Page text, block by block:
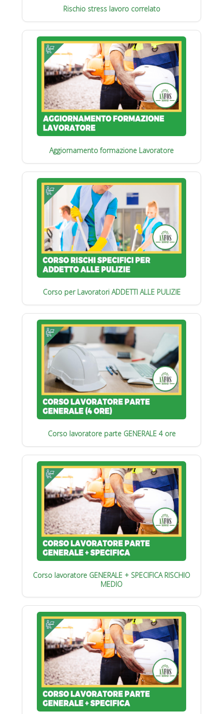
Rischio stress lavoro correlato
Aggiornamento formazione Lavoratore
Corso per Lavoratori ADDETTI ALLE PULIZIE
Corso lavoratore parte GENERALE 4 ore
Corso lavoratore GENERALE + SPECIFICA RISCHIO
MEDIO